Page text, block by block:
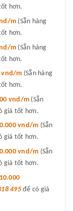
hơn.
m (Sẵn hàng
hơn.
m (Sẵn hàng
hơn.
vnd/m (Sẵn hàng
hơn.
vnd/m (Sẵn
giá tốt hơn.
vnd/m (Sẵn
giá tốt hơn.
vnd/m (Sẵn
giá tốt hơn.
495để có giá